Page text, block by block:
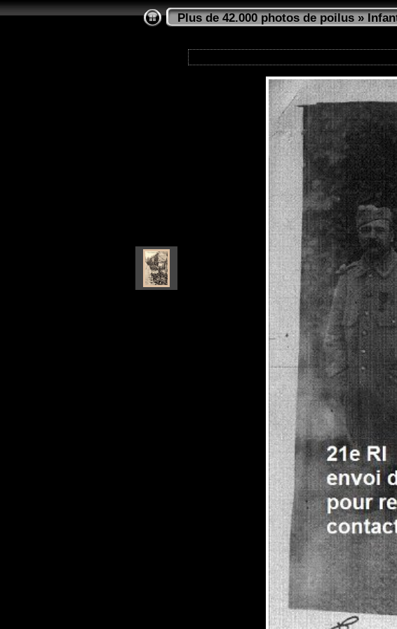
Plus de 42.000 photos de poilus»